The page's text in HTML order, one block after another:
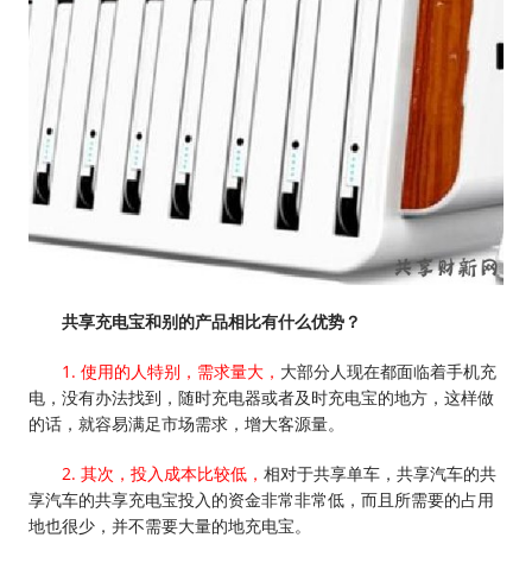
共享充电宝和别的产品相比有什么优势？
1. 使用的人特别，需求量大， 大部分人现在都面临着手机充
电，没有办法找到，随时充电器或者及时充电宝的地方，这样做
的话，就容易满足市场需求，增大客源量。
2. 其次，投入成本比较低， 相对于共享单车，共享汽车的共
享汽车的共享充电宝投入的资金非常非常低，而且所需要的占用
地也很少，并不需要大量的地充电宝。